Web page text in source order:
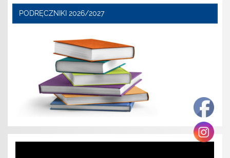
PODRĘCZNIKI 2026/2027